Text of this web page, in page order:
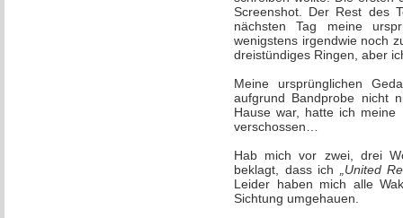
Screenshot. Der Rest des
nächsten Tag meine
wenigstens irgendwie noch
dreistündiges Ringen, aber
Meine ursprünglichen
aufgrund Bandprobe nicht
Hause war, hatte ich meine
verschossen…
Hab mich vor zwei, drei
beklagt, dass ich
„United
Leider haben mich alle
Sichtung umgehauen.